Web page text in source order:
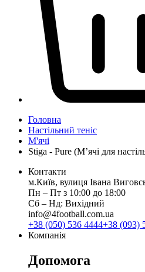
Головна
Настільний теніс
М'ячі
Stiga - Pure (М’ячі для
Контакти
м.Київ, вулиця Івана
Пн ‒ Пт з 10:00 до 18:00
Сб ‒ Нд: Вихідний
info@4football.com.ua
+38 (050) 536 4444+38 (093)
Компанія
Допомога